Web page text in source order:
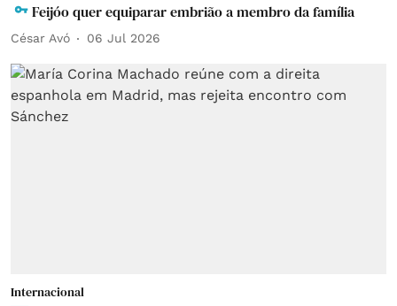
Feijóo quer equiparar embrião a membro da família
César Avó 06 Jul 2026
Internacional